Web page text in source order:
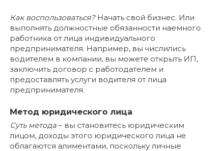
Как воспользоваться?Начать свой бизнес. Или
выполнять должностные обязанности наемного
работника от лица индивидуального
предпринимателя. Например, вы числились
водителем в компании, вы можете открыть ИП,
заключить договор с работодателем и
предоставлять услуги водителя от лица
предпринимателя.
Метод юридического лица
Суть метода – вы становитесь юридическим
лицом, доходы этого юридического лица не
облагаются алиментами, поскольку личные